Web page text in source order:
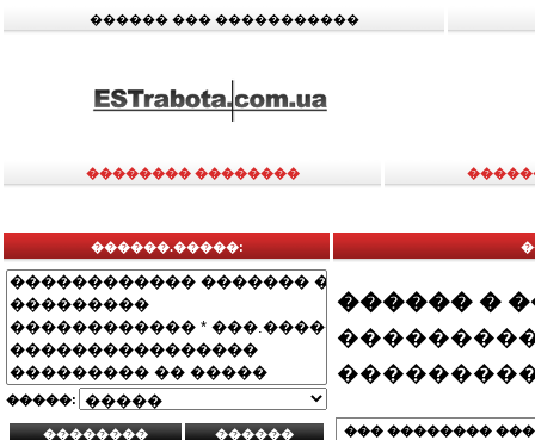
������ ��� �����������
�������� ��������
������.�����:
�����:
������ �
��� ��������